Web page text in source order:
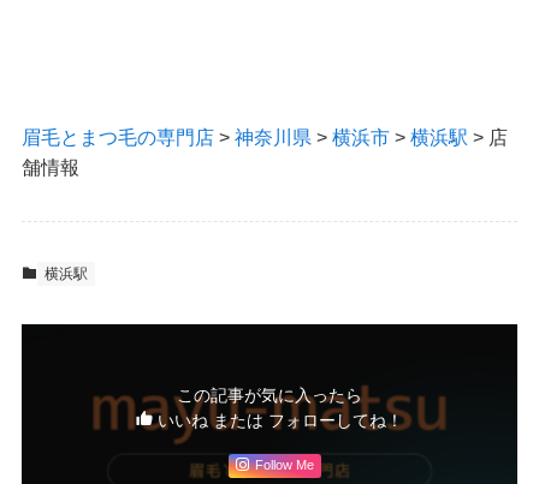
眉毛とまつ毛の専門店> 神奈川県 > 横浜市> 横浜駅 > 店
舗情報
横浜駅
この記事が気に入ったら
いいね または フォローしてね！
Follow Me